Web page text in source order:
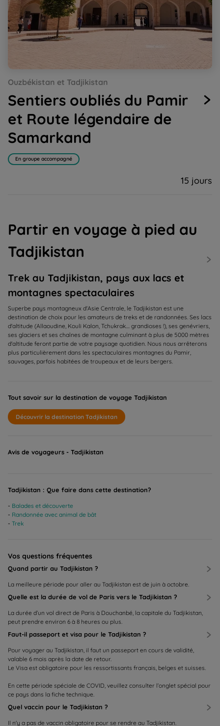
to
1
to
2
to
3
to
4
to
5
to
6
to
7
to
8
to
9
to
10
to
11
to
12
to
13
Ouzbékistan et Tadjikistan
Sentiers oubliés du Pamir
et Route légendaire de
Samarkand
En groupe accompagné
15 jours
Partir en voyage à pied au
Tadjikistan
Trek au Tadjikistan, pays aux lacs et
montagnes spectaculaires
Superbe pays montagneux d'Asie Centrale, le Tadjikistan est une
destination de choix pour les amateurs de treks et de randonnées. Ses lacs
d'altitude (Allaoudine, Kouli Kalon, Tchukrak.... grandioses !), ses genévriers,
ses glaciers et ses chaînes de montagne culminant à plus de 5000 mètres
d'altitude feront partie de votre paysage quotidien. Nous nous arrêterons
plus particulièrement dans les spectaculaires montagnes du Pamir,
sauvages, parfois habitées de troupeaux et de leurs bergers.
Tout savoir sur la destination de voyage Tadjikistan
Découvrir la destination Tadjikistan
Avis de voyageurs - Tadjikistan
Tadjikistan : Que faire dans cette destination?
Balades et découverte
Randonnée avec animal de bât
Trek
Vos questions fréquentes
Quand partir au Tadjikistan ?
La meilleure période pour aller au Tadjikistan est de juin à octobre.
Quelle est la durée de vol de Paris vers le Tadjikistan ?
La durée d’un vol direct de Paris à Douchanbé, la capitale du Tadjikistan,
peut prendre environ 6 à 8 heures ou plus.
Faut-il passeport et visa pour le Tadjikistan ?
Pour voyager au Tadjikistan, il faut un passeport en cours de validité,
valable 6 mois après la date de retour.
Le Visa est obligatoire pour les ressortissants français, belges et suisses.
En cette période spéciale de COVID, veuillez consulter l’onglet spécial pour
ce pays dans la fiche technique.
Quel vaccin pour le Tadjikistan ?
Il n'y a pas de vaccin obligatoire pour se rendre au Tadjikistan.